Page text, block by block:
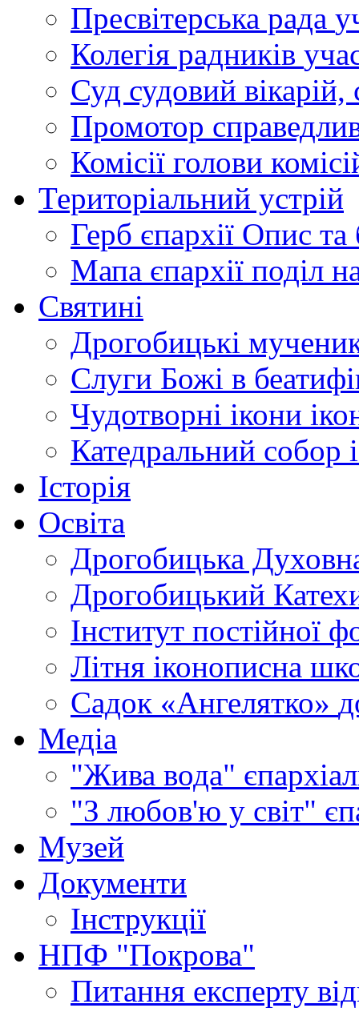
Пресвітерська рада
Колегія радників
Суд судовий вікарій,
Промотор
Комісії голови
Територіальний устрій
Герб єпархії Опис та
Мапа єпархії поділ
Святині
Дрогобицькі
Слуги Божі в
Чудотворні ікони
Катедральний собор
Історія
Освіта
Дрогобицька
Дрогобицький
Інститут постійної
Літня іконописна
Садок «Ангелятко»
Медіа
"Жива вода"
"З любов'ю у світ"
Музей
Документи
Інструкції
НПФ "Покрова"
Питання експерту